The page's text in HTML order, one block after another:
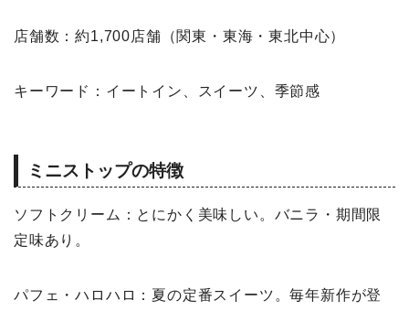
店舗数：約1,700店舗（関東・東海・東北中心）
キーワード：イートイン、スイーツ、季節感
ミニストップの特徴
ソフトクリーム：とにかく美味しい。バニラ・期間限
定味あり。
パフェ・ハロハロ：夏の定番スイーツ。毎年新作が登